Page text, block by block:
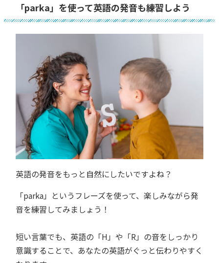
「parka」を使って英語の発音も練習しよう
英語の発音をもっと自然にしたいですよね？
「parka」というフレーズを使って、楽しみながら発
音を練習してみましょう！
短い言葉でも、英語の「H」や「R」の音をしっかり
意識することで、あなたの英語がぐっと伝わりやすく